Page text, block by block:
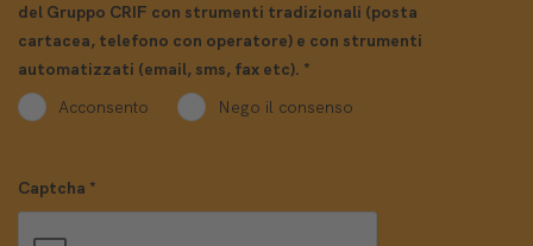
del Gruppo CRIF con strumenti tradizionali (posta
cartacea, telefono con operatore) e con strumenti
automatizzati (email, sms, fax etc). *
Acconsento
Nego il consenso
Captcha *